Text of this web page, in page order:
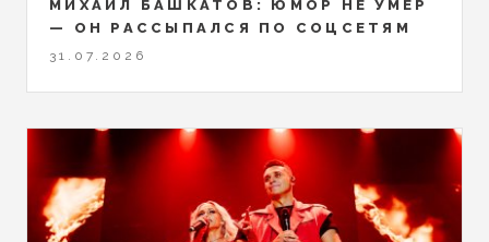
МИХАИЛ БАШКАТОВ: ЮМОР НЕ УМЕР
— ОН РАССЫПАЛСЯ ПО СОЦСЕТЯМ
31.07.2026